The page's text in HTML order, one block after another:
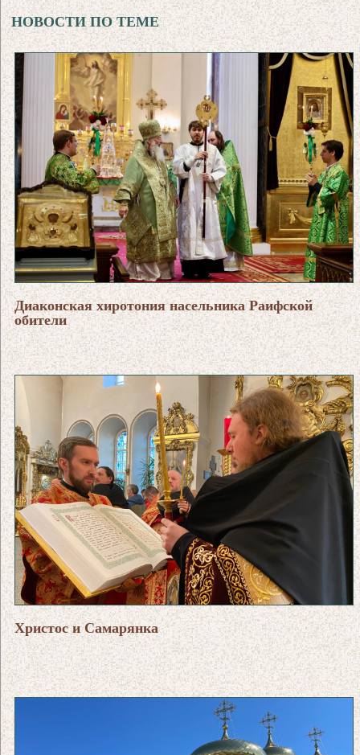
НОВОСТИ ПО ТЕМЕ
Диаконская хиротония насельника Раифской
обители
Христос и Самарянка